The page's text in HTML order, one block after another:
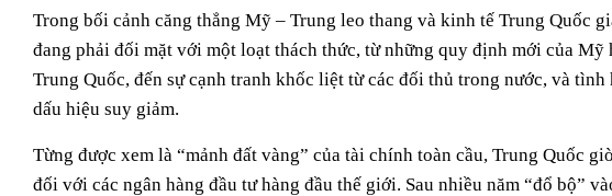
Trong bối cảnh căng thẳng Mỹ – Trung leo thang và kinh tế Trung Quốc
đang phải đối mặt với một loạt thách thức, từ những quy định mới của Mỹ
Trung Quốc, đến sự cạnh tranh khốc liệt từ các đối thủ trong nước, và
dấu hiệu suy giảm.
Từng được xem là “mảnh đất vàng” của tài chính toàn cầu, Trung Quốc
đối với các ngân hàng đầu tư hàng đầu thế giới. Sau nhiều năm “đổ bộ”